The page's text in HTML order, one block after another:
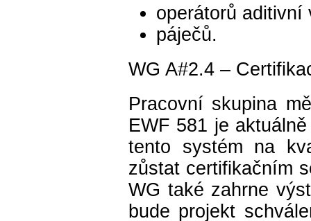
operátorů aditivní
páječů.
WG A#2.4 –
Pracovní skupina
EWF 581 je
tento systém na
zůstat certifikačním
WG také zahrne
bude projekt